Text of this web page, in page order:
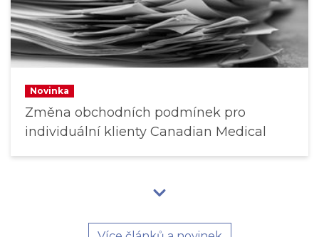
Novinka
Změna obchodních podmínek pro
individuální klienty Canadian Medical